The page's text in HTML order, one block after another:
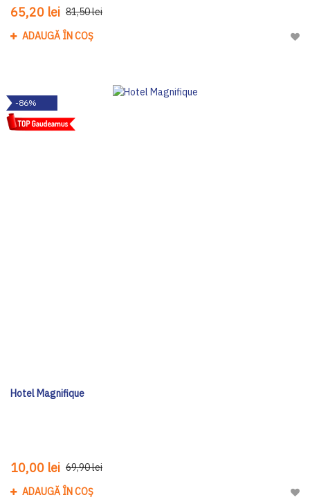
65,20 lei 81,50 lei
ADAUGĂ ÎN COȘ
-86%
Hotel Magnifique
10,00 lei 69,90 lei
ADAUGĂ ÎN COȘ